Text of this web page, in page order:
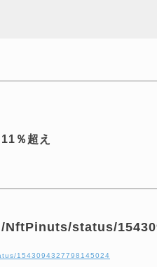
％超え
status/
1543094327798145024